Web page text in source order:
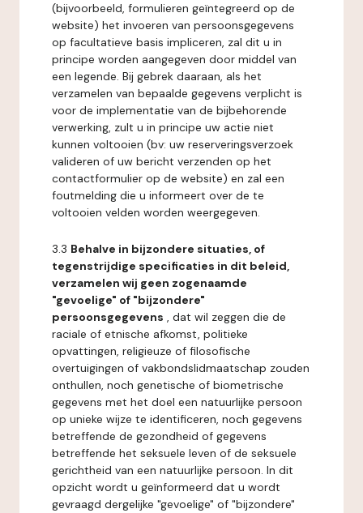
(bijvoorbeeld, formulieren geïntegreerd op de
website) het invoeren van persoonsgegevens
op facultatieve basis impliceren, zal dit u in
principe worden aangegeven door middel van
een legende. Bij gebrek daaraan, als het
verzamelen van bepaalde gegevens verplicht is
voor de implementatie van de bijbehorende
verwerking, zult u in principe uw actie niet
kunnen voltooien (bv: uw reserveringsverzoek
valideren of uw bericht verzenden op het
contactformulier op de website) en zal een
foutmelding die u informeert over de te
voltooien velden worden weergegeven.
3.3 Behalve in bijzondere situaties, of
tegenstrijdige specificaties in dit beleid,
verzamelen wij geen zogenaamde
"gevoelige" of "bijzondere"
persoonsgegevens , dat wil zeggen die de
raciale of etnische afkomst, politieke
opvattingen, religieuze of filosofische
overtuigingen of vakbondslidmaatschap zouden
onthullen, noch genetische of biometrische
gegevens met het doel een natuurlijke persoon
op unieke wijze te identificeren, noch gegevens
betreffende de gezondheid of gegevens
betreffende het seksuele leven of de seksuele
gerichtheid van een natuurlijke persoon. In dit
opzicht wordt u geïnformeerd dat u wordt
gevraagd dergelijke "gevoelige" of "bijzondere"